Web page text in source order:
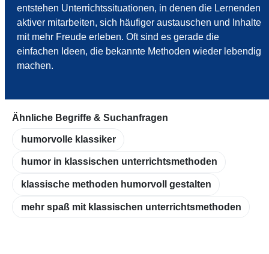
entstehen Unterrichtssituationen, in denen die Lernenden
aktiver mitarbeiten, sich häufiger austauschen und Inhalte
mit mehr Freude erleben. Oft sind es gerade die
einfachen Ideen, die bekannte Methoden wieder lebendig
machen.
Ähnliche Begriffe & Suchanfragen
humorvolle klassiker
humor in klassischen unterrichtsmethoden
klassische methoden humorvoll gestalten
mehr spaß mit klassischen unterrichtsmethoden